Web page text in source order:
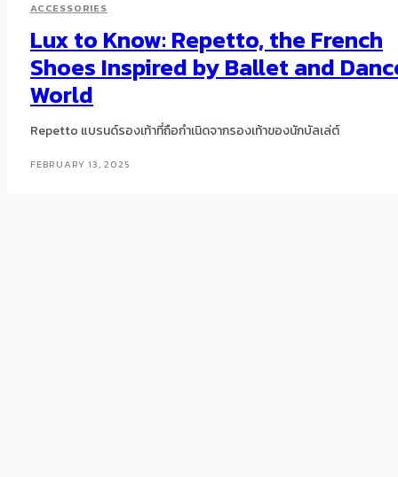
ACCESSORIES
Lux to Know: Repetto, the French
Shoes Inspired by Ballet and
World
Repetto แบรนด์รองเท้าที่ถือกำเนิดจากรองเท้าของนักบัลเล่ต์
FEBRUARY 13, 2025